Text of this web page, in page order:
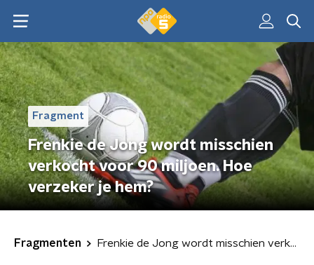
Fragment
Frenkie de Jong wordt misschien
verkocht voor 90 miljoen. Hoe
verzeker je hem?
Fragmenten Frenkie de Jong wordt misschien verkocht voor 90 miljoen. Hoe verzeker je hem?